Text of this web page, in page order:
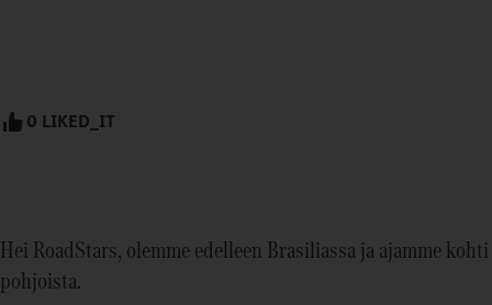
0 LIKED_IT
Hei RoadStars, olemme edelleen Brasiliassa ja ajamme kohti
pohjoista.